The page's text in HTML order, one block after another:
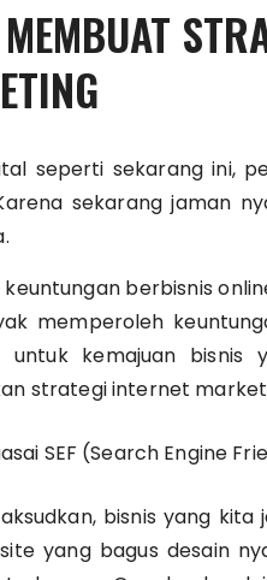
seperti sekarang ini,
sekarang jaman
keuntungan berbisnis
memperoleh
untuk kemajuan bisnis
strategi internet
SEF (Search Engine
bisnis yang
yang bagus desain